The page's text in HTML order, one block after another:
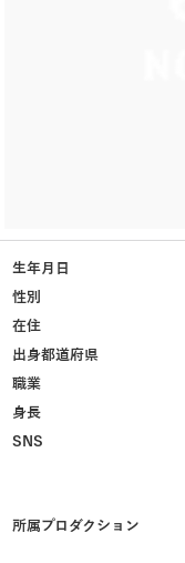
生年月日
性別
在住
出身都道府県
職業
身長
SNS
所属プロダクション